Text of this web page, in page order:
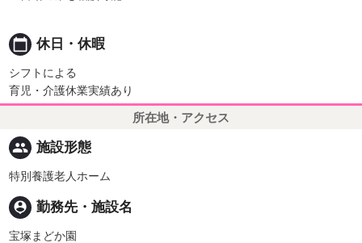
calendar_today 休日・休暇
シフトによる
育児・介護休業実績あり
所在地・アクセス
people 施設形態
特別養護老人ホーム
person_pin 勤務先・施設名
宝塚まどか園